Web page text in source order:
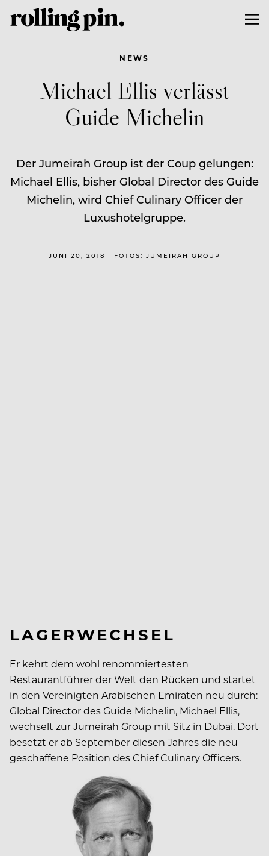
NEWS
Michael Ellis verlässt
Guide Michelin
Der Jumeirah Group ist der Coup gelungen:
Michael Ellis, bisher Global Director des Guide
Michelin, wird Chief Culinary Officer der
Luxushotelgruppe.
JUNI 20, 2018 | FOTOS: JUMEIRAH GROUP
LAGERWECHSEL
Er kehrt dem wohl renommiertesten
Restaurantführer der Welt den Rücken und startet
in den Vereinigten Arabischen Emiraten neu durch:
Global Director des Guide Michelin, Michael Ellis,
wechselt zur Jumeirah Group mit Sitz in Dubai. Dort
besetzt er ab September diesen Jahres die neu
geschaffene Position des Chief Culinary Officers.